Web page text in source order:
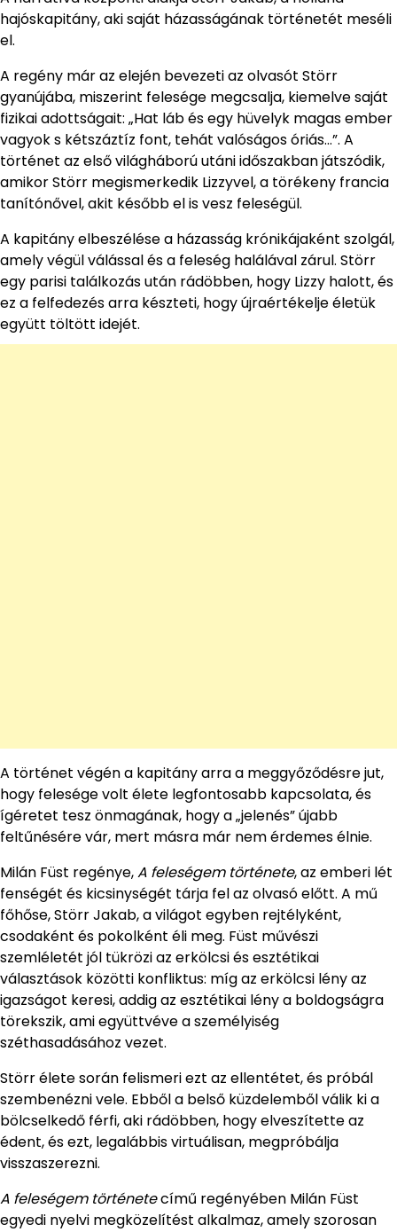
hajóskapitány, aki saját házasságának történetét meséli
el.
A regény már az elején bevezeti az olvasót Störr
gyanújába, miszerint felesége megcsalja, kiemelve saját
fizikai adottságait: „Hat láb és egy hüvelyk magas ember
vagyok s kétszáztíz font, tehát valóságos óriás…”. A
történet az első világháború utáni időszakban játszódik,
amikor Störr megismerkedik Lizzyvel, a törékeny francia
tanítónővel, akit később el is vesz feleségül.
A kapitány elbeszélése a házasság krónikájaként szolgál,
amely végül válással és a feleség halálával zárul. Störr
egy parisi találkozás után rádöbben, hogy Lizzy halott, és
ez a felfedezés arra készteti, hogy újraértékelje életük
együtt töltött idejét.
A történet végén a kapitány arra a meggyőződésre jut,
hogy felesége volt élete legfontosabb kapcsolata, és
ígéretet tesz önmagának, hogy a „jelenés” újabb
feltűnésére vár, mert másra már nem érdemes élnie.
Milán Füst regénye,A feleségem története, az emberi lét
fenségét és kicsinységét tárja fel az olvasó előtt. A mű
főhőse, Störr Jakab, a világot egyben rejtélyként,
csodaként és pokolként éli meg. Füst művészi
szemléletét jól tükrözi az erkölcsi és esztétikai
választások közötti konfliktus: míg az erkölcsi lény az
igazságot keresi, addig az esztétikai lény a boldogságra
törekszik, ami együttvéve a személyiség
széthasadásához vezet.
Störr élete során felismeri ezt az ellentétet, és próbál
szembenézni vele. Ebből a belső küzdelemből válik ki a
bölcselkedő férfi, aki rádöbben, hogy elveszítette az
édent, és ezt, legalábbis virtuálisan, megpróbálja
visszaszerezni.
A feleségem történetecímű regényében Milán Füst
egyedi nyelvi megközelítést alkalmaz, amely szorosan